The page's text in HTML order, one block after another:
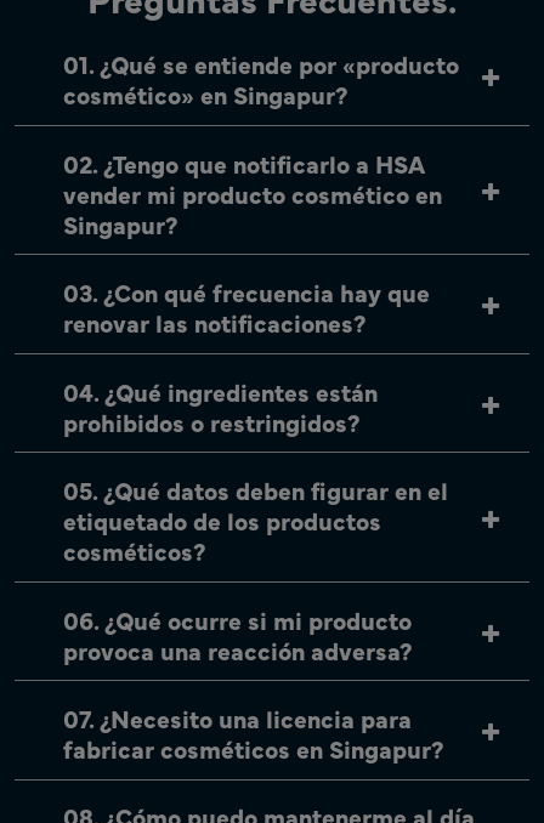
01. ¿Qué se entiende por «producto
cosmético» en Singapur?
02. ¿Tengo que notificarlo a HSA
vender mi producto cosmético en
Singapur?
03. ¿Con qué frecuencia hay que
renovar las notificaciones?
04. ¿Qué ingredientes están
prohibidos o restringidos?
05. ¿Qué datos deben figurar en el
etiquetado de los productos
cosméticos?
06. ¿Qué ocurre si mi producto
provoca una reacción adversa?
07. ¿Necesito una licencia para
fabricar cosméticos en Singapur?